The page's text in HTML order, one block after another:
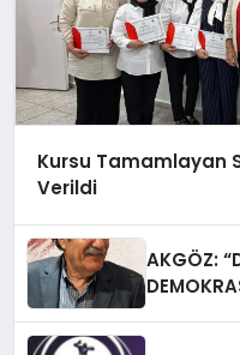
Kursu Tamamlayan
Verildi
AKGÖZ: